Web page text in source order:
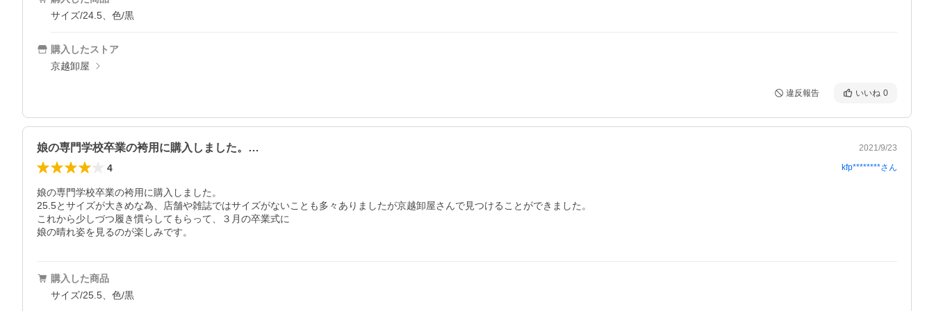
サイズ/24.5、色/黒
購入したストア
京越卸屋
違反報告 いいね 0
娘の専門学校卒業の袴用に購入しました。… 2021/9/23
4 kfp********さん
娘の専門学校卒業の袴用に購入しました。
25.5とサイズが大きめな為、店舗や雑誌ではサイズがないことも多々ありましたが京越卸屋さんで見つけることができました。
これから少しづつ履き慣らしてもらって、３月の卒業式に
娘の晴れ姿を見るのが楽しみです。
購入した商品
サイズ/25.5、色/黒